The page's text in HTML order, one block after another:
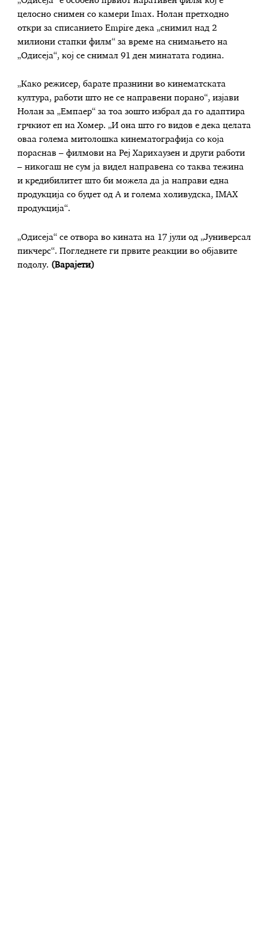
целосно снимен со камери Imax. Нолан претходно
откри за списанието Empire дека „снимил над 2
милиони стапки филм“ за време на снимањето на
„Одисеја“, кој се снимал 91 ден минатата година.
„Како режисер, барате празнини во кинематската
култура, работи што не се направени порано“, изјави
Нолан за „Емпаер“ за тоа зошто избрал да го адаптира
грчкиот еп на Хомер. „И она што го видов е дека целата
оваа голема митолошка кинематографија со која
пораснав – филмови на Реј Харихаузен и други работи
– никогаш не сум ја видел направена со таква тежина
и кредибилитет што би можела да ја направи една
продукција со буџет од А и голема холивудска, IMAX
продукција“.
„Одисеја“ се отвора во кината на 17 јули од „Јуниверсал
пикчерс“. Погледнете ги првите реакции во објавите
подолу. (Варајети)